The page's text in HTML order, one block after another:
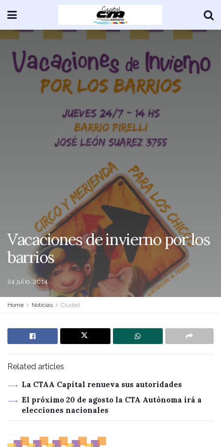
Vacaciones de invierno por los
barrios
24 julio, 2014
Home Noticias Ciudad
Related articles
La CTAA Capital renueva sus autoridades
El próximo 20 de agosto la CTA Autónoma irá a
elecciones nacionales